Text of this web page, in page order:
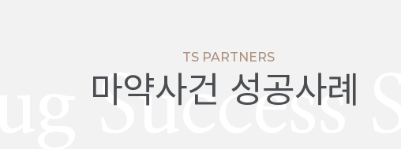
TS PARTNERS
마약사건 성공사례
Success